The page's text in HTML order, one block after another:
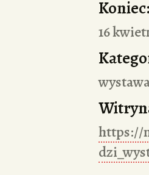
Koniec:
16
https://